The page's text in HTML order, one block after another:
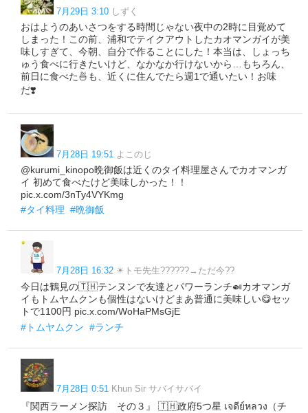
7月29日 3:10 しずく
おはようのあいさつをする時間じゃない夜中の2時に目覚めて
しまった！この前、浦和でテイクアウトしたカオマンガイが美
味しすぎて、今朝、自分で作ることにした！本当は、しょっち
ゅう食べに行きたいけど、なかなか行けないから…もちろん、
前日に食べた🍜も、近くに住んでたら週1で通いたい！お味
だ❣️
7月28日 19:51 よこのじ
@kurumi_kinopo晩御飯は近くのタイ料理屋さんでカオマンガ
イ 初めて食べたけど美味しかった！！
pic.x.com/3nTy4VYKmg
#タイ料理 #晩御飯
7月28日 16:32 ☀トモ先生??????→ただ今??
今日は鶴見の🇹🇭テンヌンで友達とパワーランチ🍛カオマンガ
イもトムヤムクンも個性はないけどまあ普通に美味しい😋セッ
トで1100円 pic.x.com/WoHaPMsGjE
#トムヤムクン #ランチ
7月28日 0:51 Khun Sir サバイサバイ
『関西ラーメン探訪 その３』 🇹🇭政府5つ星 เจดีย์หลวง（チ